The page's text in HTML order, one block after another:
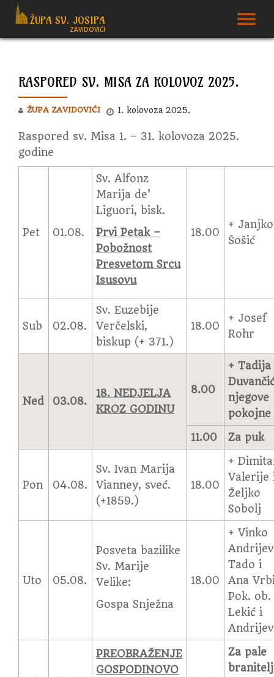
to
ŽUPA SV. JOSIPA
ZAVIDOVIĆI
RASPORED SV. MISA ZA KOLOVOZ 2025.
ŽUPA ZAVIDOVIĆI 1. kolovoza 2025.
Raspored sv. Misa 1. – 31. kolovoza 2025.
godine
Pet 01.08.
Sv. Alfonz
Marija de’
Liguori, bisk.
Prvi Petak –
Pobožnost
Presvetom Srcu
Isusovu
18.00
+ Janjko
Šošić
Sub 02.08.
Sv. Euzebije
Verčelski,
biskup (+ 371.)
18.00
+ Josef
Rohr
Ned 03.08.
18. NEDJELJA
KROZ GODINU
8.00
+ Tadija
njegove
pokojne
11.00
Za puk
Pon 04.08.
Sv. Ivan Marija
Vianney, sveć.
(+1859.)
18.00
+
Valerije
Željko
Sobolj
Uto 05.08.
Posveta bazilike
Sv. Marije
Velike:
Gospa Snježna
18.00
+ Vinko
Tado i
Ana
Pok. ob.
Lekić i
PREOBRAŽENJE
GOSPODINOVO
Za pale